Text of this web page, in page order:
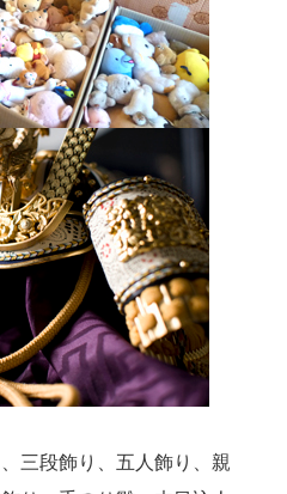
三段飾り、五人飾り、親